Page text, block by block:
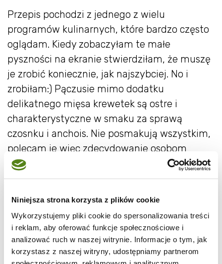
Niniejsza strona korzysta z plików cookie
Wykorzystujemy pliki cookie do spersonalizowania treści
i reklam, aby oferować funkcje społecznościowe i
analizować ruch w naszej witrynie. Informacje o tym, jak
korzystasz z naszej witryny, udostępniamy partnerom
Przepis pochodzi z jednego z wielu
programów kulinarnych, które bardzo często
oglądam. Kiedy zobaczyłam te małe
pyszności na ekranie stwierdziłam, że muszę
je zrobić koniecznie, jak najszybciej. No i
zrobiłam:) Pączusie mimo dodatku
delikatnego mięsa krewetek są ostre i
charakterystyczne w smaku za sprawą
czosnku i anchois. Nie posmakują wszystkim,
polecam je więc zdecydowanie osobom
lubiącym mocne smaki. A tak poza tym są
bardzo smaczne, dla mnie lepsze na drugi
intensywnym nadzieniem, a otoczka z
pieprzem kajeńskim dodaje im pazura.
Ogniste kulki rybne (16 szt)*: Ciasto: